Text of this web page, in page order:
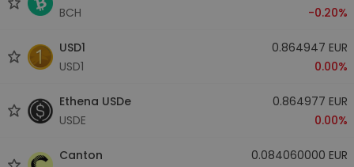
BCH
-0.20%
USD1
USD1
0.864947 EUR
0.00%
Ethena USDe
USDE
0.864977 EUR
0.00%
Canton
0.084060000 EUR